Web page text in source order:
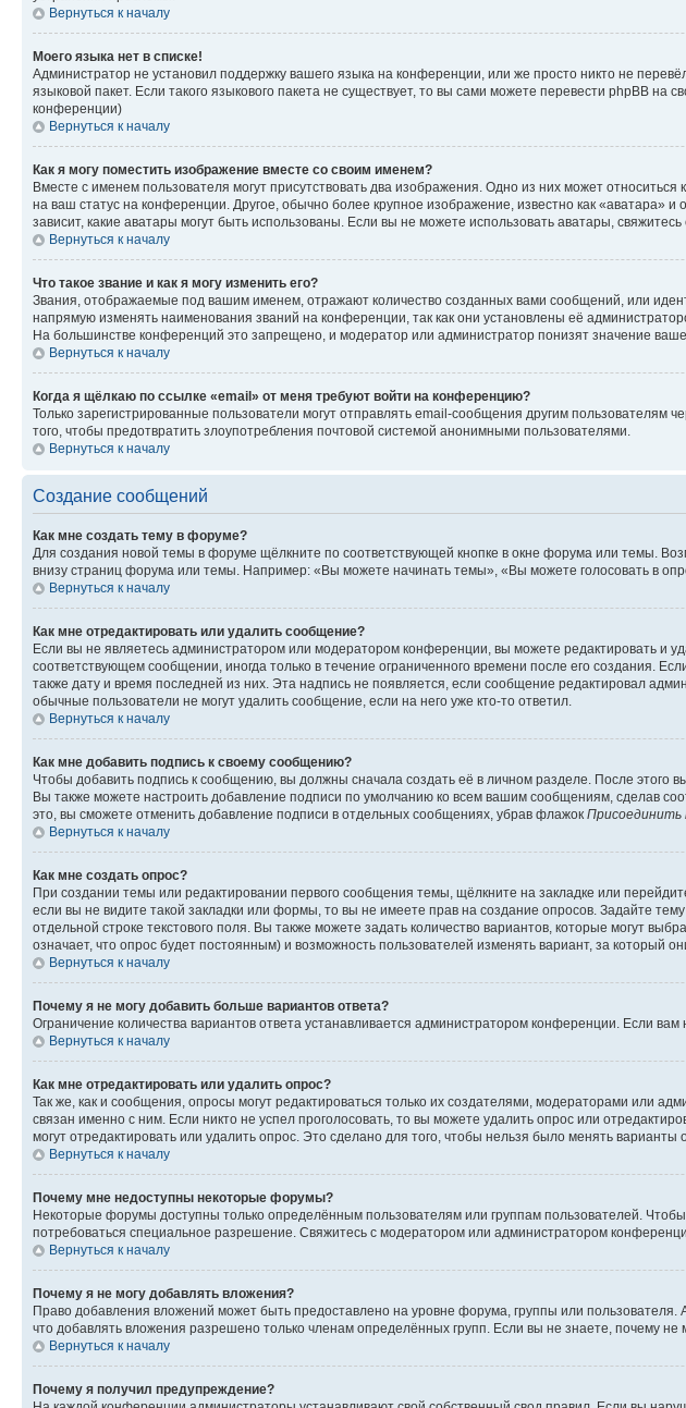
Вернуться к началу
Моего языка нет в списке!
Администратор не установил поддержку вашего языка на конференции, или же просто никто не
языковой пакет. Если такого языкового пакета не существует, то вы сами можете перевести phpBB
конференции)
Вернуться к началу
Как я могу поместить изображение вместе со своим именем?
Вместе с именем пользователя могут присутствовать два изображения. Одно из них может
на ваш статус на конференции. Другое, обычно более крупное изображение, известно как «аватара»
зависит, какие аватары могут быть использованы. Если вы не можете использовать аватары,
Вернуться к началу
Что такое звание и как я могу изменить его?
Звания, отображаемые под вашим именем, отражают количество созданных вами сообщений, или
напрямую изменять наименования званий на конференции, так как они установлены её
На большинстве конференций это запрещено, и модератор или администратор понизят значение
Вернуться к началу
Когда я щёлкаю по ссылке «email» от меня требуют войти на конференцию?
Только зарегистрированные пользователи могут отправлять email-сообщения другим
того, чтобы предотвратить злоупотребления почтовой системой анонимными пользователями.
Вернуться к началу
Создание сообщений
Как мне создать тему в форуме?
Для создания новой темы в форуме щёлкните по соответствующей кнопке в окне форума или темы.
внизу страниц форума или темы. Например: «Вы можете начинать темы», «Вы можете голосовать в
Вернуться к началу
Как мне отредактировать или удалить сообщение?
Если вы не являетесь администратором или модератором конференции, вы можете редактировать и
соответствующем сообщении, иногда только в течение ограниченного времени после его создания.
также дату и время последней из них. Эта надпись не появляется, если сообщение редактировал
обычные пользователи не могут удалить сообщение, если на него уже кто-то ответил.
Вернуться к началу
Как мне добавить подпись к своему сообщению?
Чтобы добавить подпись к сообщению, вы должны сначала создать её в личном разделе. После этого
Вы также можете настроить добавление подписи по умолчанию ко всем вашим сообщениям, сделав
это, вы сможете отменить добавление подписи в отдельных сообщениях, убрав флажок Присоединить
Вернуться к началу
Как мне создать опрос?
При создании темы или редактировании первого сообщения темы, щёлкните на закладке или
если вы не видите такой закладки или формы, то вы не имеете прав на создание опросов. Задайте
отдельной строке текстового поля. Вы также можете задать количество вариантов, которые могут
означает, что опрос будет постоянным) и возможность пользователей изменять вариант, за который
Вернуться к началу
Почему я не могу добавить больше вариантов ответа?
Ограничение количества вариантов ответа устанавливается администратором конференции. Если
Вернуться к началу
Как мне отредактировать или удалить опрос?
Так же, как и сообщения, опросы могут редактироваться только их создателями, модераторами или
связан именно с ним. Если никто не успел проголосовать, то вы можете удалить опрос или
могут отредактировать или удалить опрос. Это сделано для того, чтобы нельзя было менять варианты
Вернуться к началу
Почему мне недоступны некоторые форумы?
Некоторые форумы доступны только определённым пользователям или группам пользователей.
потребоваться специальное разрешение. Свяжитесь с модератором или администратором
Вернуться к началу
Почему я не могу добавлять вложения?
Право добавления вложений может быть предоставлено на уровне форума, группы или
что добавлять вложения разрешено только членам определённых групп. Если вы не знаете, почему
Вернуться к началу
Почему я получил предупреждение?